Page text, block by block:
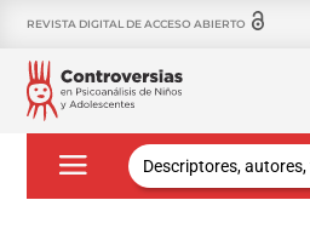
REVISTA DIGITAL DE ACCESO ABIERTO
Buscar: